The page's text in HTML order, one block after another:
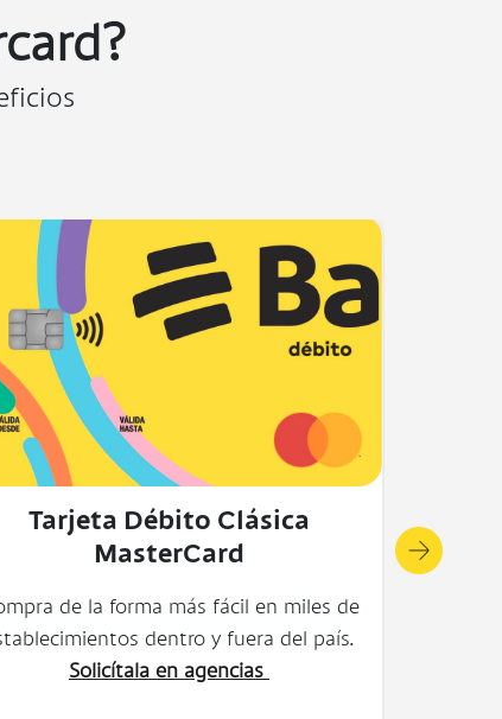
Tarjeta Débito Black
Mastercard
los beneficios ideales a tu estilo
vida que te brinda tu tarjeta. Solicítala
en agencias